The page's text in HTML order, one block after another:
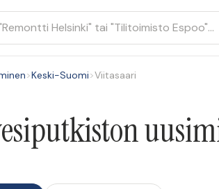
>Keski-Suomi>Viitasaari